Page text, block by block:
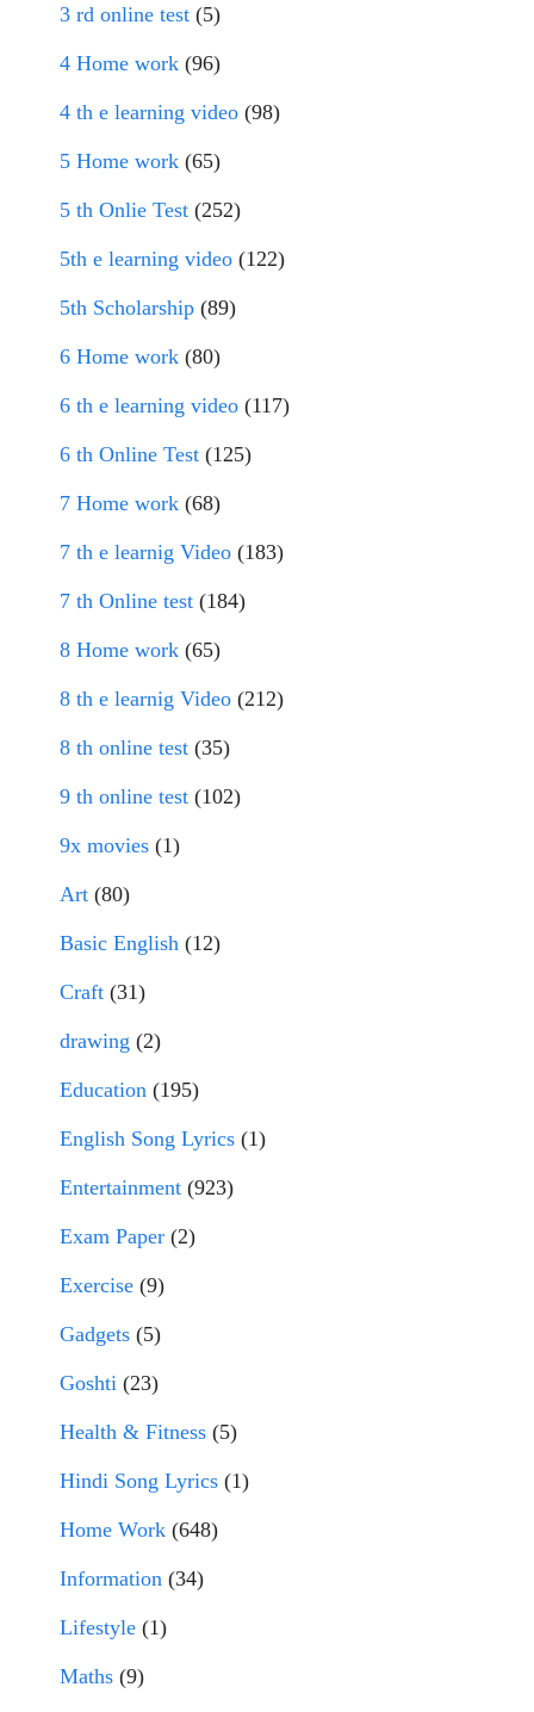
3 rd online test (5)
4 Home work (96)
4 th e learning video (98)
5 Home work (65)
5 th Onlie Test (252)
5th e learning video (122)
5th Scholarship (89)
6 Home work (80)
6 th e learning video (117)
6 th Online Test (125)
7 Home work (68)
7 th e learnig Video (183)
7 th Online test (184)
8 Home work (65)
8 th e learnig Video (212)
8 th online test (35)
9 th online test (102)
9x movies (1)
Art (80)
Basic English (12)
Craft (31)
drawing (2)
Education (195)
English Song Lyrics (1)
Entertainment (923)
Exam Paper (2)
Exercise (9)
Gadgets (5)
Goshti (23)
Health & Fitness (5)
Hindi Song Lyrics (1)
Home Work (648)
Information (34)
Lifestyle (1)
Maths (9)